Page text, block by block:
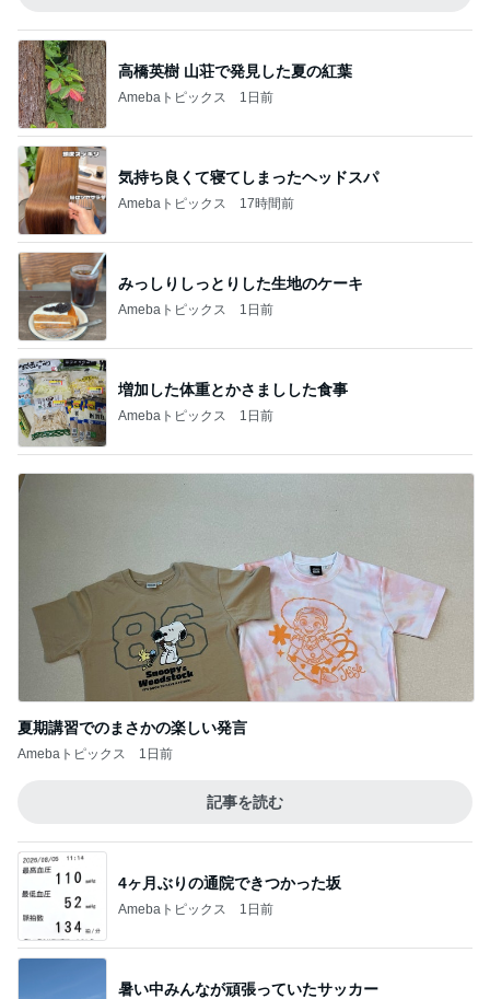
高橋英樹 山荘で発見した夏の紅葉
Amebaトピックス 1日前
気持ち良くて寝てしまったヘッドスパ
Amebaトピックス 17時間前
みっしりしっとりした生地のケーキ
Amebaトピックス 1日前
増加した体重とかさましした食事
Amebaトピックス 1日前
夏期講習でのまさかの楽しい発言
Amebaトピックス 1日前
記事を読む
4ヶ月ぶりの通院できつかった坂
Amebaトピックス 1日前
暑い中みんなが頑張っていたサッカー